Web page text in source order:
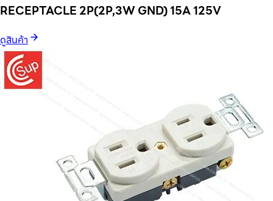
RECEPTACLE 2P(2P,3W GND) 15A 125V
ดูสินค้า